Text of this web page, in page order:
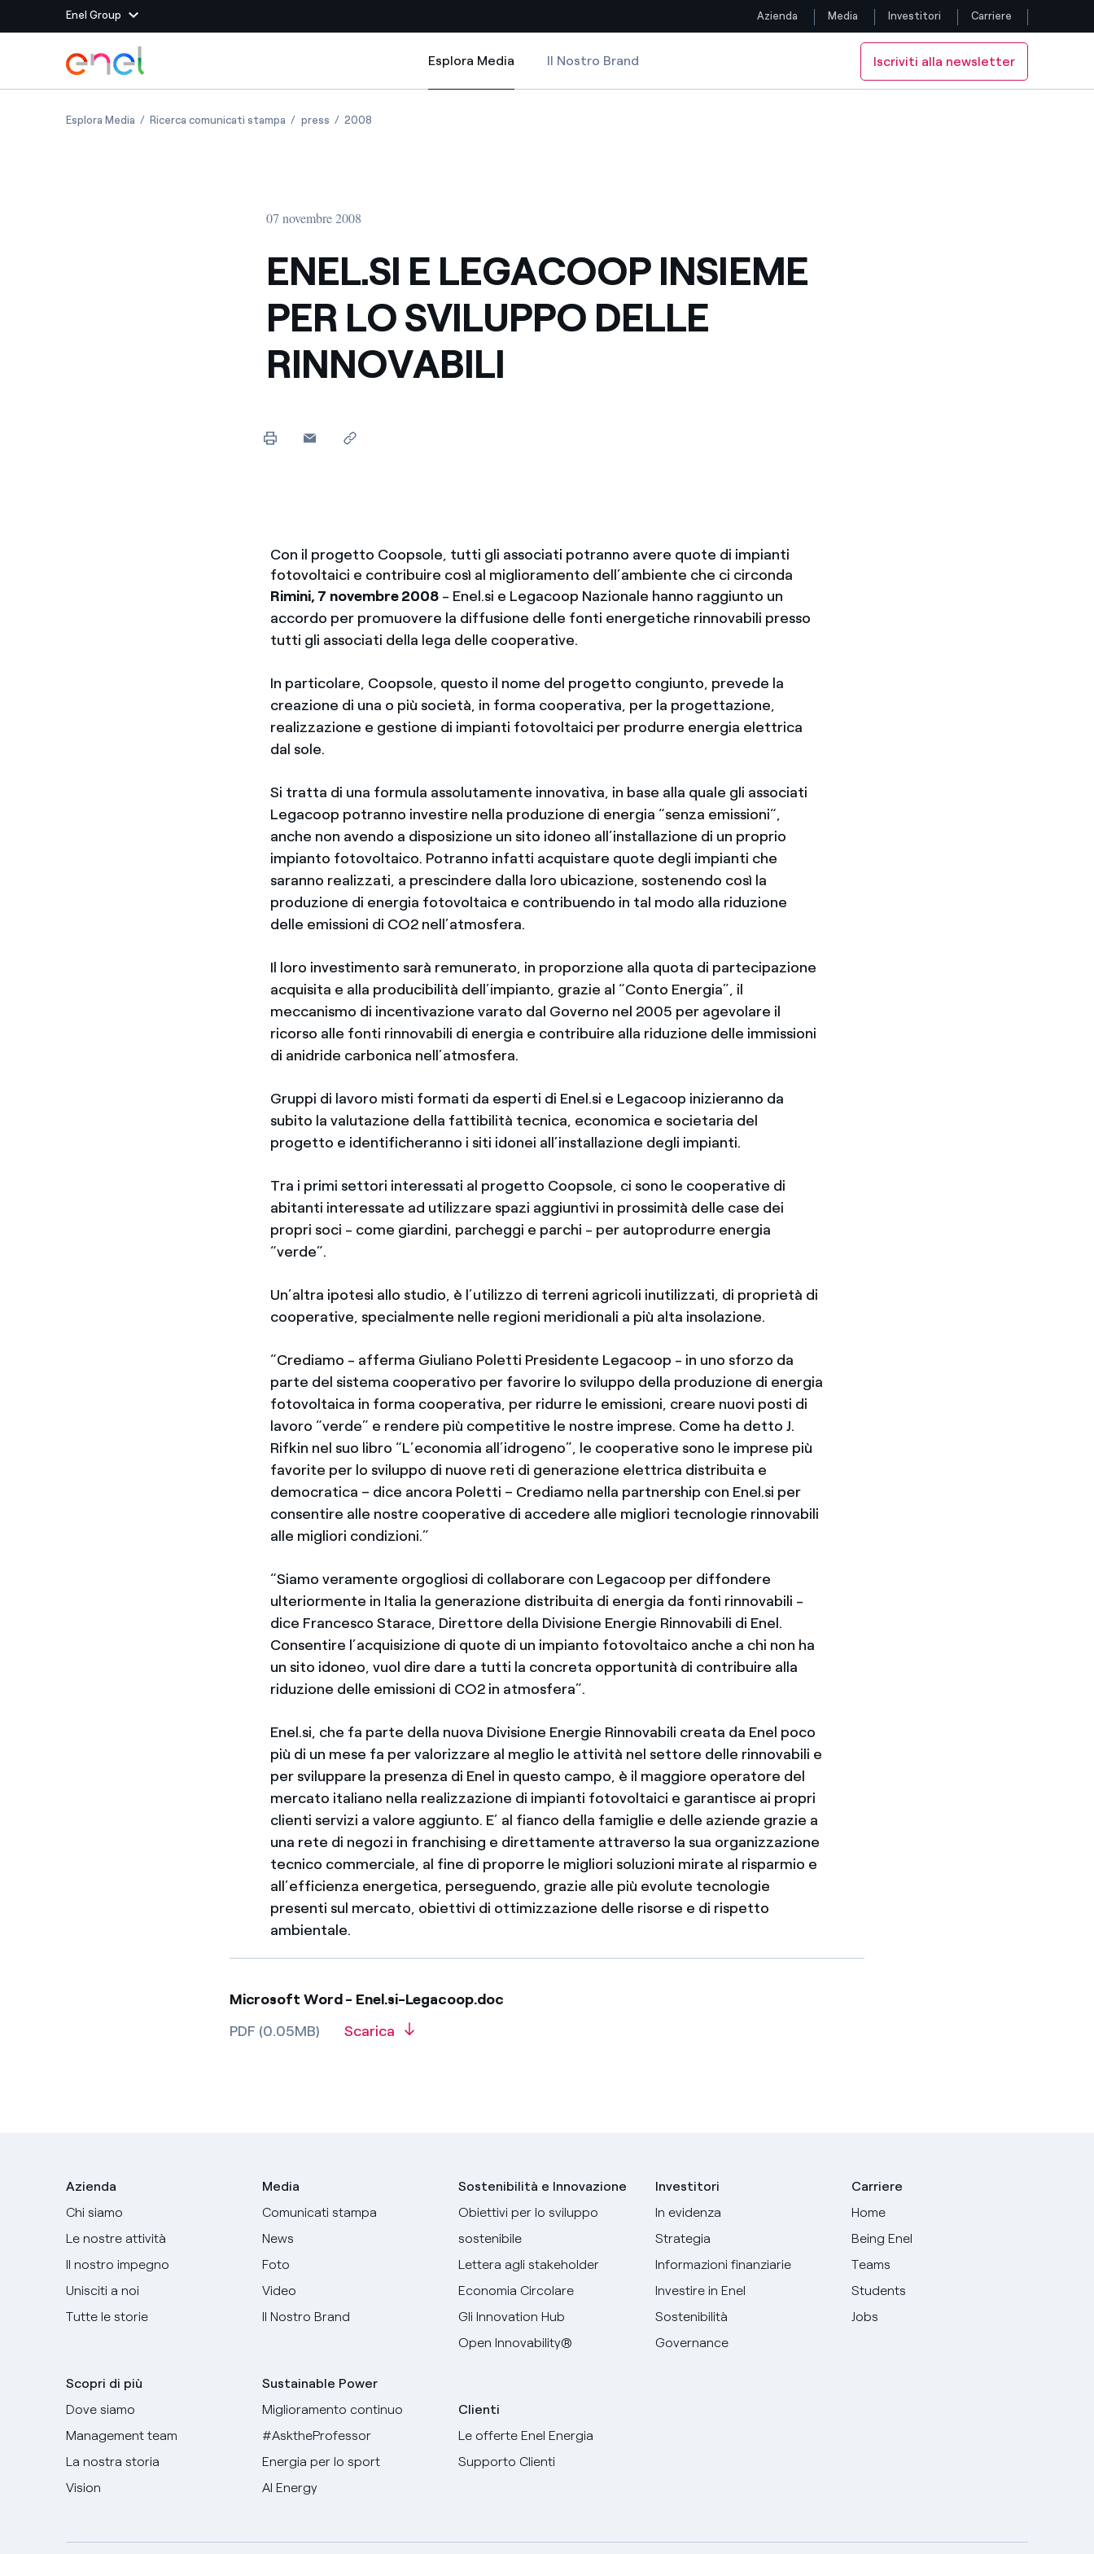
Enel Group
Siti del Gruppo
Enel Green Power Produciamo energia pulita da fonti rinnovabili
Massimizziamo la creazione di valore grazie al
rapporto con i nostri fornitori
energia pulita
Il canale dove segnalare violazioni delle nostre policy
Siti Paese
Colombia
Iberia
Seguici
Vai al contenuto principale
Azienda Media Investitori Carriere
Esplora Media
Esplora Media
Il Nostro Brand Iscriviti alla newsletter
Esplora MediaENEL.SI E LEGACOOP INSIEME PER LO SVILUPPO DELLE RINNOVABILI
Ricerca comunicati stampa ENEL.SI E LEGACOOP INSIEME PER LO SVILUPPO DELLE RINNOVABILI
pressENEL.SI E LEGACOOP INSIEME PER LO SVILUPPO DELLE RINNOVABILI
2008
07 novembre 2008
ENEL.SI E LEGACOOP INSIEME
PER LO SVILUPPO DELLE
RINNOVABILI
Con il progetto Coopsole, tutti gli associati potranno avere quote di impianti
fotovoltaici e contribuire così al miglioramento dell’ambiente che ci circonda
Rimini, 7 novembre 2008- Enel.si e Legacoop Nazionale hanno raggiunto un
accordo per promuovere la diffusione delle fonti energetiche rinnovabili presso
tutti gli associati della lega delle cooperative.
In particolare, Coopsole, questo il nome del progetto congiunto, prevede la
creazione di una o più società, in forma cooperativa, per la progettazione,
realizzazione e gestione di impianti fotovoltaici per produrre energia elettrica
dal sole.
Si tratta di una formula assolutamente innovativa, in base alla quale gli associati
Legacoop potranno investire nella produzione di energia “senza emissioni“,
anche non avendo a disposizione un sito idoneo all’installazione di un proprio
impianto fotovoltaico. Potranno infatti acquistare quote degli impianti che
saranno realizzati, a prescindere dalla loro ubicazione, sostenendo così la
produzione di energia fotovoltaica e contribuendo in tal modo alla riduzione
delle emissioni di CO2 nell’atmosfera.
Il loro investimento sarà remunerato, in proporzione alla quota di partecipazione
acquisita e alla producibilità dell’impianto, grazie al “Conto Energia”, il
meccanismo di incentivazione varato dal Governo nel 2005 per agevolare il
ricorso alle fonti rinnovabili di energia e contribuire alla riduzione delle immissioni
di anidride carbonica nell’atmosfera.
Gruppi di lavoro misti formati da esperti di Enel.si e Legacoop inizieranno da
subito la valutazione della fattibilità tecnica, economica e societaria del
progetto e identificheranno i siti idonei all’installazione degli impianti.
Tra i primi settori interessati al progetto Coopsole, ci sono le cooperative di
abitanti interessate ad utilizzare spazi aggiuntivi in prossimità delle case dei
propri soci - come giardini, parcheggi e parchi - per autoprodurre energia
“verde”.
Un’altra ipotesi allo studio, è l’utilizzo di terreni agricoli inutilizzati, di proprietà di
cooperative, specialmente nelle regioni meridionali a più alta insolazione.
“Crediamo - afferma Giuliano Poletti Presidente Legacoop - in uno sforzo da
parte del sistema cooperativo per favorire lo sviluppo della produzione di energia
fotovoltaica in forma cooperativa, per ridurre le emissioni, creare nuovi posti di
lavoro “verde” e rendere più competitive le nostre imprese. Come ha detto J.
Rifkin nel suo libro “L’economia all’idrogeno”, le cooperative sono le imprese più
favorite per lo sviluppo di nuove reti di generazione elettrica distribuita e
democratica – dice ancora Poletti – Crediamo nella partnership con Enel.si per
consentire alle nostre cooperative di accedere alle migliori tecnologie rinnovabili
alle migliori condizioni.”
“Siamo veramente orgogliosi di collaborare con Legacoop per diffondere
ulteriormente in Italia la generazione distribuita di energia da fonti rinnovabili -
dice Francesco Starace, Direttore della Divisione Energie Rinnovabili di Enel.
Consentire l’acquisizione di quote di un impianto fotovoltaico anche a chi non ha
un sito idoneo, vuol dire dare a tutti la concreta opportunità di contribuire alla
riduzione delle emissioni di CO2 in atmosfera”.
Enel.si, che fa parte della nuova Divisione Energie Rinnovabili creata da Enel poco
più di un mese fa per valorizzare al meglio le attività nel settore delle rinnovabili e
per sviluppare la presenza di Enel in questo campo, è il maggiore operatore del
mercato italiano nella realizzazione di impianti fotovoltaici e garantisce ai propri
clienti servizi a valore aggiunto. E’ al fianco della famiglie e delle aziende grazie a
una rete di negozi in franchising e direttamente attraverso la sua organizzazione
tecnico commerciale, al fine di proporre le migliori soluzioni mirate al risparmio e
all’efficienza energetica, perseguendo, grazie alle più evolute tecnologie
presenti sul mercato, obiettivi di ottimizzazione delle risorse e di rispetto
ambientale.
Microsoft Word - Enel.si-Legacoop.doc
PDF (0.05MB)
Scarica
Azienda
Chi siamo
Le nostre attività
Il nostro impegno
Unisciti a noi
Tutte le storie
Scopri di più
Dove siamo
Management team
La nostra storia
Vision
Media
Comunicati stampa
News
Foto
Video
Il Nostro Brand
Sustainable Power
Miglioramento continuo
#AsktheProfessor
Energia per lo sport
AI Energy
Sostenibilità e Innovazione
Obiettivi per lo sviluppo
sostenibile
Lettera agli stakeholder
Economia Circolare
Gli Innovation Hub
Open Innovability®
Clienti
Le offerte Enel Energia
Supporto Clienti
Investitori
In evidenza
Strategia
Informazioni finanziarie
Investire in Enel
Sostenibilità
Governance
Carriere
Home
Being Enel
Teams
Students
Jobs
Italiano